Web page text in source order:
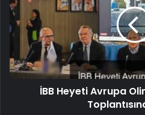
İBB Heyeti Avrupa